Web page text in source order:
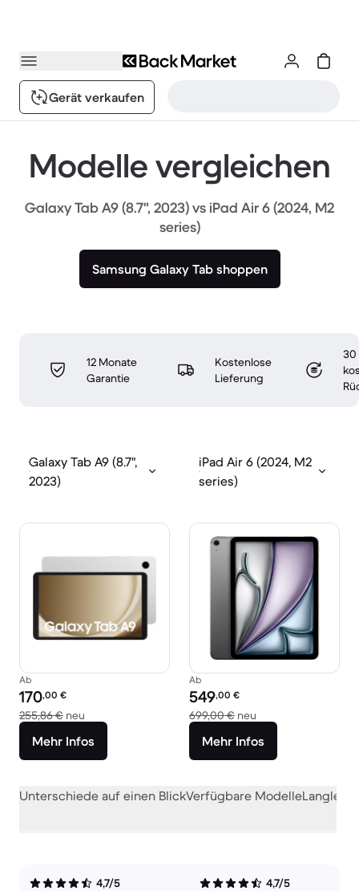
Gerät verkaufen
Modelle vergleichen
Galaxy Tab A9 (8.7", 2023) vs iPad Air 6 (2024, M2
series)
Samsung Galaxy Tab shoppen
12 Monate
Garantie
Kostenlose
Lieferung
30
Galaxy Tab A9 (8.7",
2023)
iPad Air 6 (2024, M2
series)
Ab
Preis des erneuerten Produkts:
170,00 €
255,86 € neu Im Vergleich zum Neupreis von 255,86 €
Mehr Infos
Ab
Preis des erneuerten Produkts:
549,00 €
699,00 € neu
Mehr Infos
Unterschiede auf einen BlickVerfügbare Modelle
4,7/5
4,7/5